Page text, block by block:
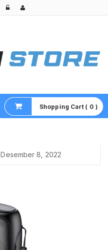
Shopping Cart ( 0 )
Desember 8, 2022